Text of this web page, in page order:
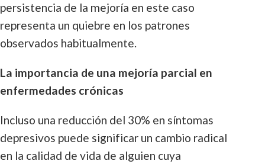
persistencia de la mejoría en este caso
representa un quiebre en los patrones
observados habitualmente.
La importancia de una mejoría parcial en
enfermedades crónicas
Incluso una reducción del 30% en síntomas
depresivos puede significar un cambio radical
en la calidad de vida de alguien cuya